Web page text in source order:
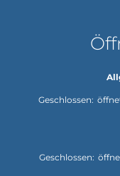
Klicken, um
Geschlossen:
Klicken, um
Geschlossen: